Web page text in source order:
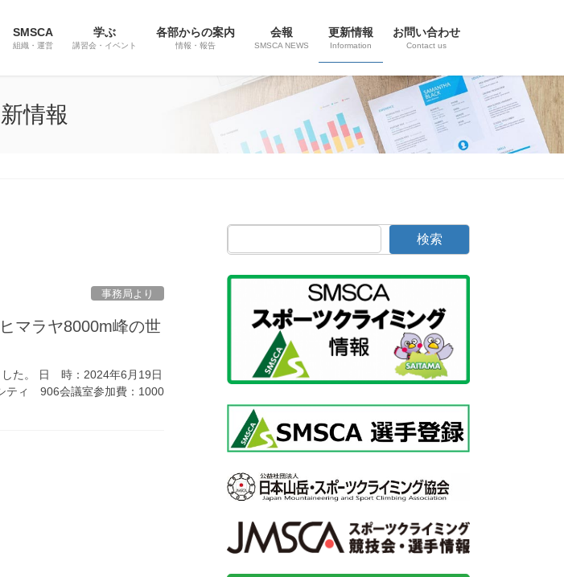
SMSCA
組織・運営
学ぶ
講習会・イベント
各部からの案内
情報・報告
会報
SMSCA NEWS
更新情報
Information
お問い合わせ
Contact us
情報
事務局より
マラヤ8000m峰の世
した。 日 時：2024年6月19日
ティ 906会議室参加費：1000
検索